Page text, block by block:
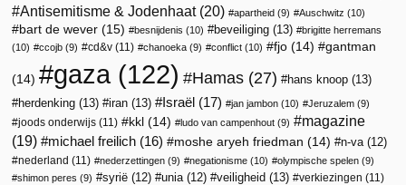
Antisemitisme & Jodenhaat(20) apartheid (9) Auschwitz (10)
bart de wever (15) besnijdenis (10) beveiliging (13)
brigitte herremans
(10)
ccojb (9) cd&v (11) chanoeka (9) conflict (10) fjo (14) gantman
(14) gaza (122) Hamas (27) hans knoop (13)
herdenking (13) iran (13) Israël (17) jan jambon (10) Jeruzalem (9)
joods onderwijs (11) kkl (14) ludo van campenhout (9)
magazine
(19)
michael freilich (16) moshe aryeh friedman (14) n-va (12)
nederland (11) nederzettingen (9) negationisme (10) olympische spelen (9)
shimon peres (9) syrië (12) unia (12) veiligheid (13) verkiezingen (11)